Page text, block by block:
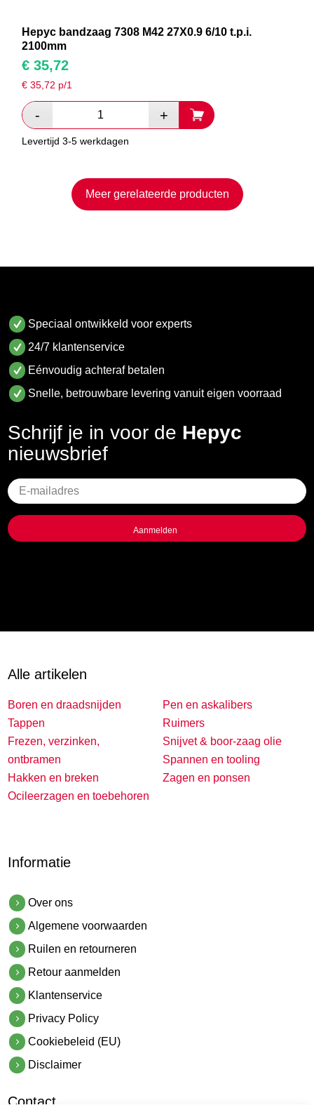
Hepyc bandzaag 7308 M42 27X0.9 6/10 t.p.i.
2100mm
€ 35,72
€35,72 p/1
Levertijd 3-5 werkdagen
Meer gerelateerde producten
Speciaal ontwikkeld voor experts
24/7 klantenservice
Eénvoudig achteraf betalen
Snelle, betrouwbare levering vanuit eigen voorraad
Schrijf je in voor de Hepyc
nieuwsbrief
Geen
titel
Alle artikelen
Boren en draadsnijden
Tappen
Frezen, verzinken,
ontbramen
Hakken en breken
Ocileerzagen en toebehoren
Pen en askalibers
Ruimers
Snijvet & boor-zaag olie
Spannen en tooling
Zagen en ponsen
Informatie
Over ons
Algemene voorwaarden
Ruilen en retourneren
Retour aanmelden
Klantenservice
Privacy Policy
Cookiebeleid (EU)
Disclaimer
Contact